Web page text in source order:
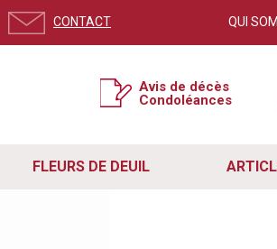
CONTACT QUI
Avis de décès
Condoléances
FLEURS DE DEUIL
en cliquant sur la croix en haut de votre navigateur,
et nous aider dans notre lutte contre le spam.